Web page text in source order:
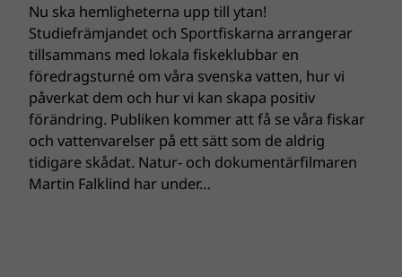
Nu ska hemligheterna upp till ytan!
Studiefrämjandet och Sportfiskarna arrangerar
tillsammans med lokala fiskeklubbar en
föredragsturné om våra svenska vatten, hur vi
påverkat dem och hur vi kan skapa positiv
förändring. Publiken kommer att få se våra fiskar
och vattenvarelser på ett sätt som de aldrig
tidigare skådat. Natur- och dokumentärfilmaren
Martin Falklind har under…